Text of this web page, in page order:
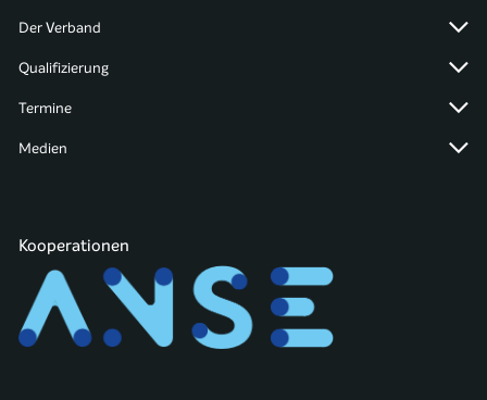
Der Verband
Qualifizierung
Termine
Medien
Kooperationen